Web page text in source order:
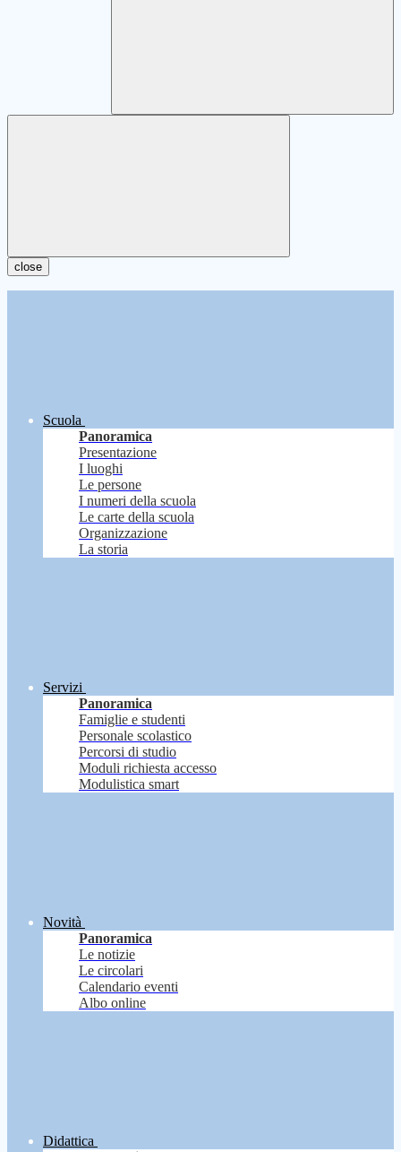
close
Scuola
Panoramica
Presentazione
I luoghi
Le persone
I numeri della scuola
Le carte della scuola
Organizzazione
La storia
Servizi
Panoramica
Famiglie e studenti
Personale scolastico
Percorsi di studio
Moduli richiesta accesso
Modulistica smart
Novità
Panoramica
Le notizie
Le circolari
Calendario eventi
Albo online
Didattica